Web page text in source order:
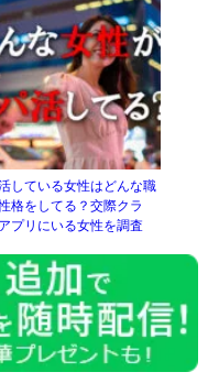
している女性はどんな職
格をしてる？交際クラ
プリにいる女性を調査